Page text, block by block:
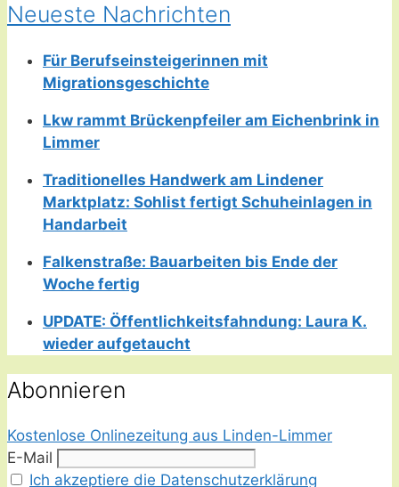
Neueste Nachrichten
Für Berufseinsteigerinnen mit
Migrationsgeschichte
Lkw rammt Brückenpfeiler am Eichenbrink in
Limmer
Traditionelles Handwerk am Lindener
Marktplatz: Sohlist fertigt Schuheinlagen in
Handarbeit
Falkenstraße: Bauarbeiten bis Ende der
Woche fertig
UPDATE: Öffentlichkeitsfahndung: Laura K.
wieder aufgetaucht
Abonnieren
Kostenlose Onlinezeitung aus Linden-Limmer
E-Mail
Ich akzeptiere die Datenschutzerklärung